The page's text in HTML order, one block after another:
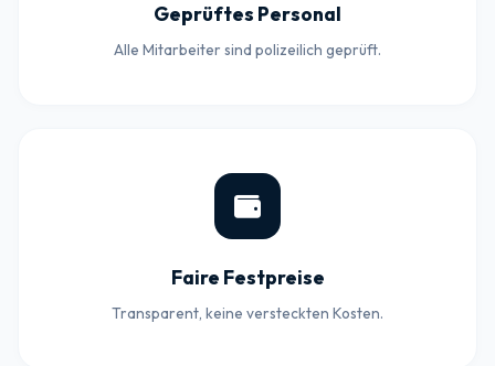
Geprüftes Personal
Alle Mitarbeiter sind polizeilich geprüft.
Faire Festpreise
Transparent, keine versteckten Kosten.